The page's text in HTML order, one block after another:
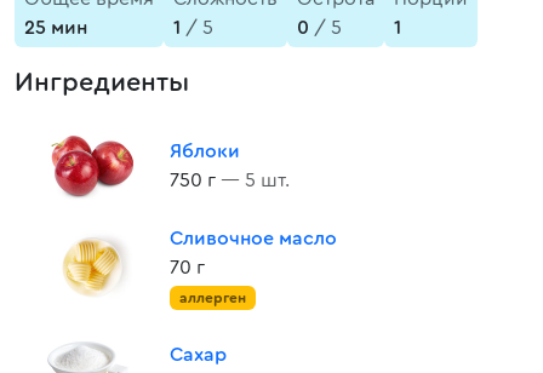
25 мин
1 / 5
0 / 5
1
Ингредиенты
Яблоки
750 г — 5 шт.
Сливочное масло
70 г
аллерген
Сахар